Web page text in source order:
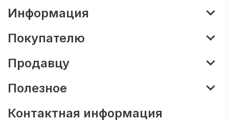
Информация
Покупателю
Продавцу
Полезное
Контактная информация